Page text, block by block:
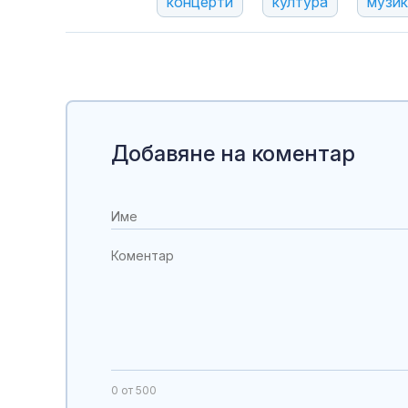
Добавяне на коментар
0 от 500